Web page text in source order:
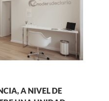
A NIVEL DE